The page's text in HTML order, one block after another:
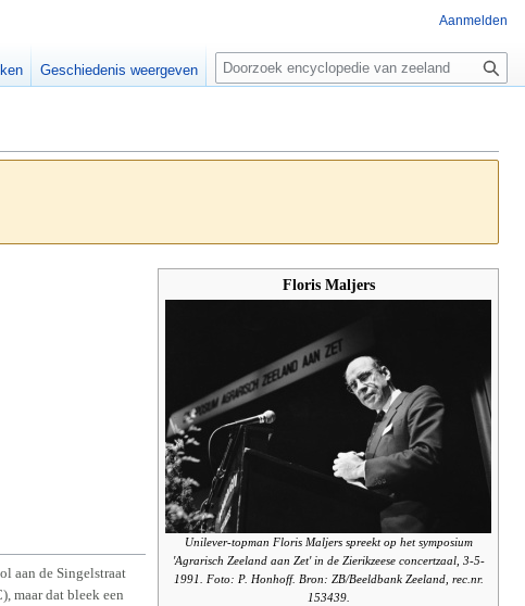
Floris Maljers
Unilever-topman Floris Maljers spreekt op het symposium
'Agrarisch Zeeland aan Zet' in de Zierikzeese concertzaal, 3-5-
1991. Foto: P. Honhoff. Bron: ZB/Beeldbank Zeeland, rec.nr.
153439.
aan de Singelstraat
maar dat bleek een
Aanmelden
Geschiedenis weergeven
Z
e